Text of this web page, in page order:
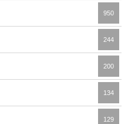
950
244
200
134
129